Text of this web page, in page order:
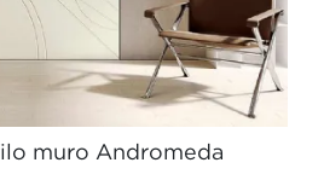
muro Andromeda